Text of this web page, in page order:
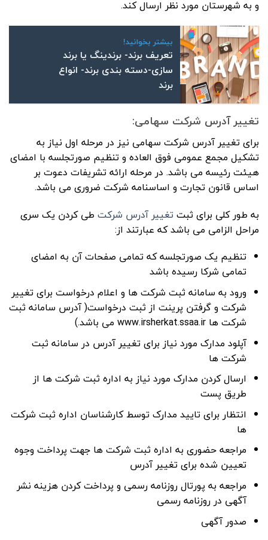
و به شهرستان مورد نظر ارسال کند.
بیشتر بخوانید!
تعریف برند- برندینگ یا برند
سازی-دسته بندی برند- انواع
برند
تغییر آدرس شرکت سهامی:
برای تغییر آدرس شرکت سهامی نیز در مرحله اول نیاز به
تشکیل مجمع عمومی فوق العاده و تنظیم صورتجلسه با امضای
هیئت رئیسه می باشد. در مرحله ارائه تشریفات دعوت بر
اساس قانون تجارت و اساسنامه شرکت ضروری می باشد.
به طور کلی برای ثبتتغییر آدرس شرکت طی کردن یک سری
مراحل الزامی می باشد که عبارتند از:
تنظیم یک صورتجلسه که تمامی صفحات آن به امضای
تمامی شرکا رسیده باشد
ورود به سامانه ثبت شرکت ها و اعلام درخواست برای تغییر
شرکت و گرفتن پرینت از ثبت درخواست( آدرس سامانه ثبت
شرکت ها www.irsherkat.ssaa.ir می باشد.)
آپلود مدارک مورد نیاز برای تغییر آدرس در سامانه ثبت
شرکت ها
ارسال کردن مدارک مورد نیاز به اداره ثبت شرکت ها از
طریق پست
انتظار برای تایید مدارک توسط کارشناسان اداره ثبت شرکت
ها
مراجعه حضوری به اداره ثبت شرکت ها جهت پرداخت وجوه
تعیین شده برای تغییر آدرس
مراجعه به پورتال روزنامه رسمی و پرداخت کردن هزینه نشر
آگهی در روزنامه رسمی
صدور آگهی